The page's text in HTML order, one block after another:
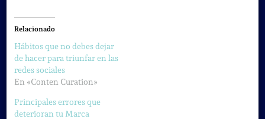
Relacionado
Hábitos que no debes dejar
de hacer para triunfar en las
redes sociales
En «Conten Curation»
Principales errores que
deterioran tu Marca